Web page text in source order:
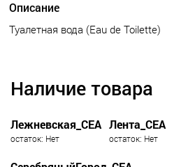
Описание
Туалетная вода (Eau de Toilette)
Наличие товара
Лежневская_СЕА
остаток: Нет
Лента_СЕА
остаток: Нет